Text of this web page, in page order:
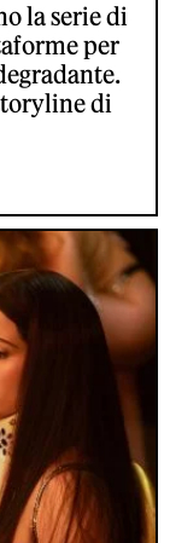
la serie di
per
di